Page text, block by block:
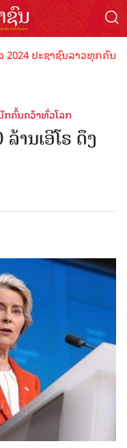
ປະຊາຊົນລາວທຸກຄົນຈົ່
ກ​ຄົ້ນ​ຄວ້າ​ທົ່ວ​ໂລກ
ານເອີ​ໂຣ ດຶງ​